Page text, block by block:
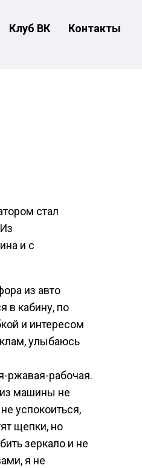
Клуб ВК Контакты
стал
и с
из авто
в кабину, по
и интересом
улыбаюсь
ржавая-рабочая.
машины не
успокоиться,
щепки, но
зеркало и не
я не